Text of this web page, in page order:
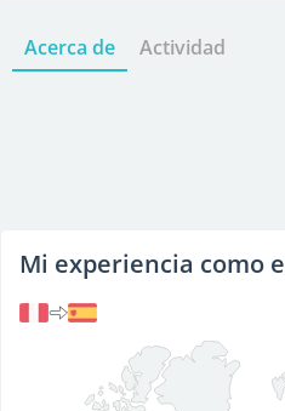
Acerca de Actividad
Mi experiencia como